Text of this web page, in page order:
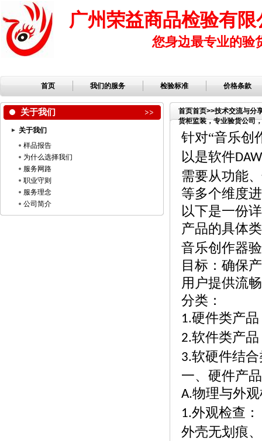
广州荣益商品检验有限
您身边最专业的验
首页 我们的服务 检验标准 价格条款
关于我们
关于我们
样品报告
为什么选择我们
服务网路
职业守则
服务理念
公司简介
首页首页>>技术交流与分
货柜监装，专业验货公司
检品公司，服装检品，鞋
针对“音乐创
以是软件DAW
需要从功能
等多个维度
以下是一份
产品的具体
音乐创作器
目标：确保
用户提供流
分类：
1.硬件类产
2.软件类产
3.软硬件结
一、硬件产
A.物理与外
1.外观检查：
外壳无划痕